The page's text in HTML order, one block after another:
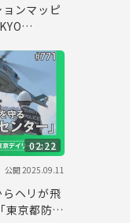
ョンマッピ
No.802）
02:22
公開2025.09.11
らヘリが飛
東京都防災